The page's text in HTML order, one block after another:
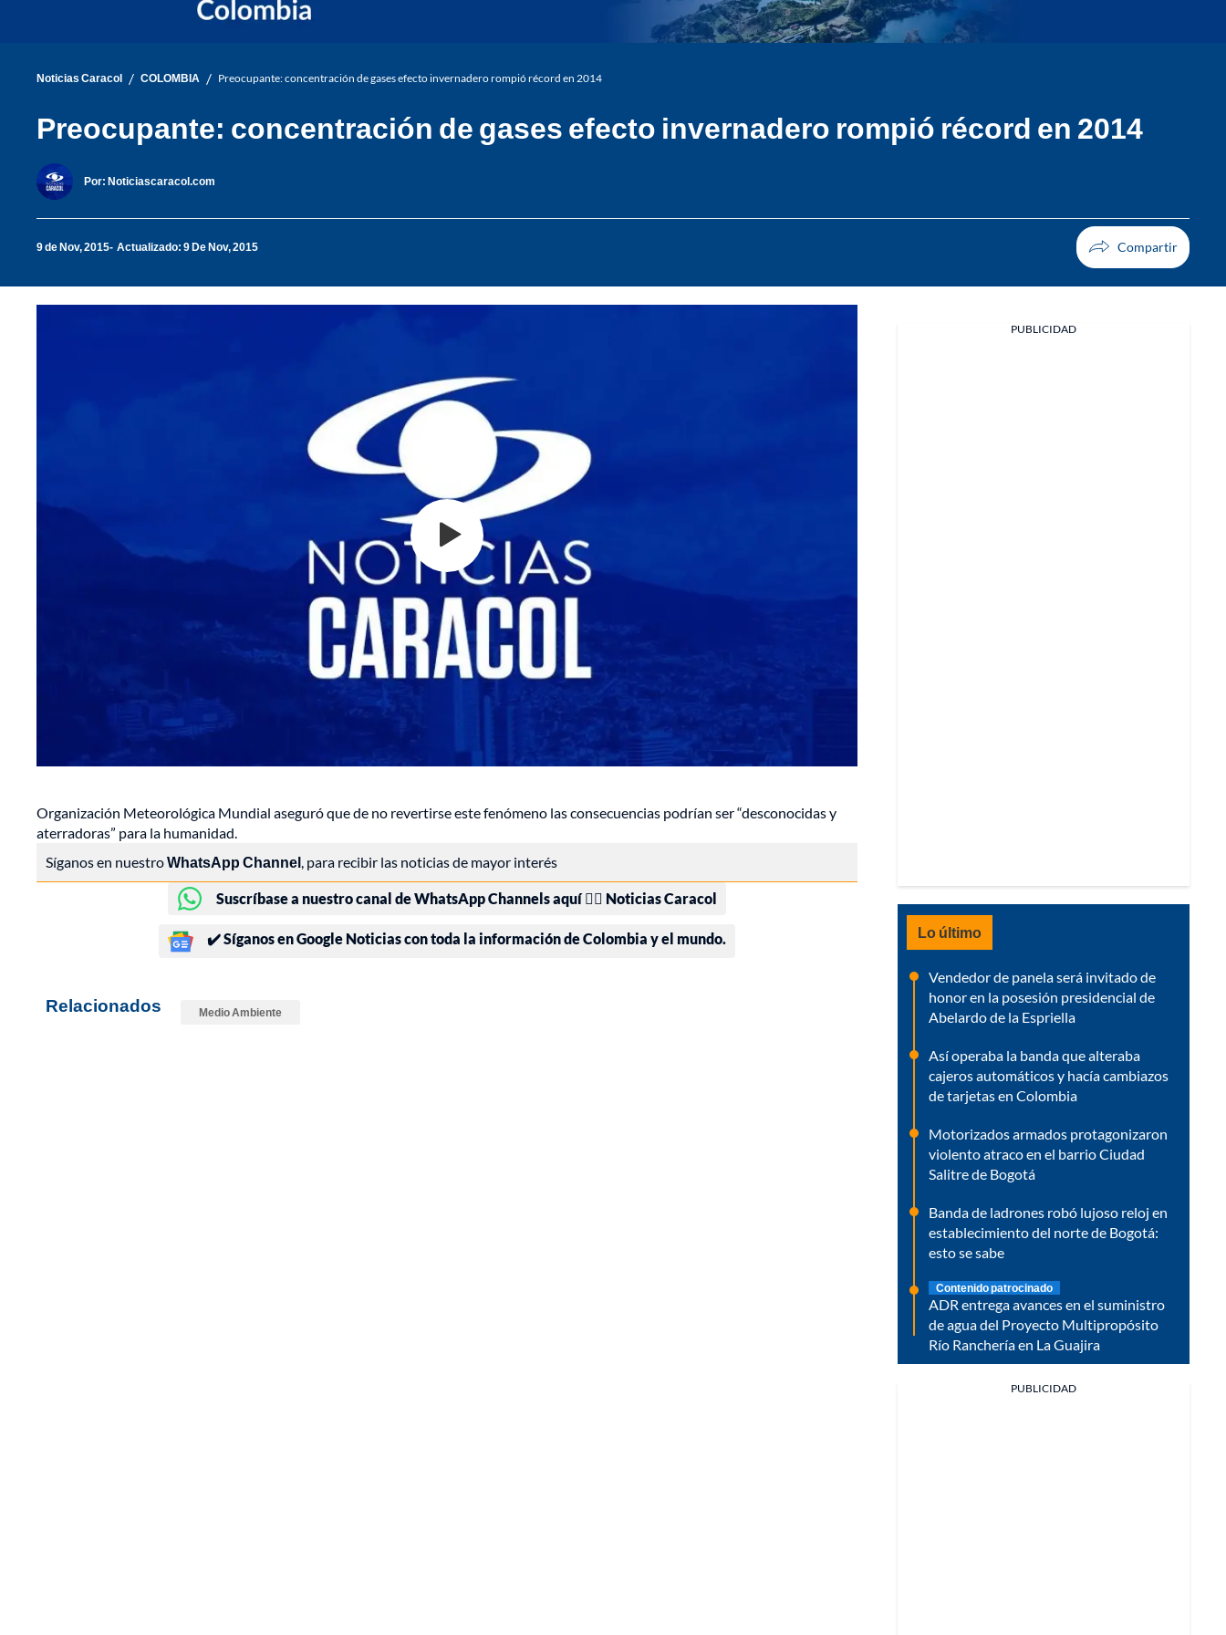
Noticias Caracol / COLOMBIA / Preocupante: concentración de gases efecto invernadero rompió récord en 2014
Preocupante: concentración de gases efecto invernadero rompió récord en 2014
Por: Noticiascaracol.com
9 de Nov, 2015 Actualizado: 9 De Nov, 2015
Organización Meteorológica Mundial aseguró que de no revertirse este fenómeno las consecuencias podrían ser “desconocidas y
aterradoras” para la humanidad.
Síganos en nuestroWhatsApp Channel, para recibir las noticias de mayor interés
Suscríbase a nuestro canal de WhatsApp Channels aquí 👉🏻 Noticias Caracol
✔️ Síganos en Google Noticias con toda la información de Colombia y el mundo.
Relacionados Medio Ambiente
PUBLICIDAD
Lo último
Vendedor de panela será invitado de
honor en la posesión presidencial de
Abelardo de la Espriella
Así operaba la banda que alteraba
cajeros automáticos y hacía cambiazos
de tarjetas en Colombia
Motorizados armados protagonizaron
violento atraco en el barrio Ciudad
Salitre de Bogotá
Banda de ladrones robó lujoso reloj en
establecimiento del norte de Bogotá:
esto se sabe
Contenido patrocinado
ADR entrega avances en el suministro
de agua del Proyecto Multipropósito
Río Ranchería en La Guajira
PUBLICIDAD